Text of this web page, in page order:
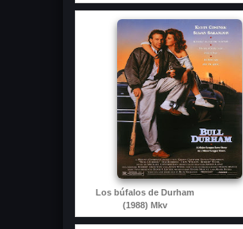
Los búfalos de Durham
(1988) Mkv